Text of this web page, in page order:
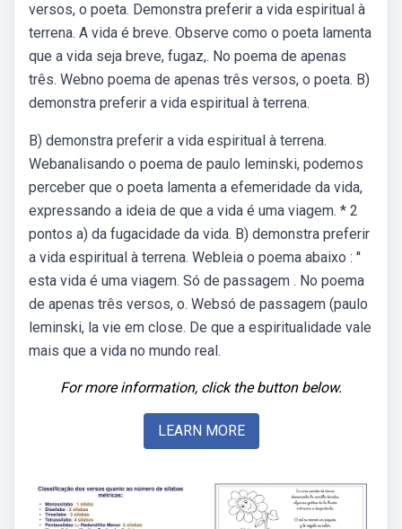
versos, o poeta. Demonstra preferir a vida espiritual à
terrena. A vida é breve. Observe como o poeta lamenta
que a vida seja breve, fugaz,. No poema de apenas
três. Webno poema de apenas três versos, o poeta. B)
demonstra preferir a vida espiritual à terrena.
B) demonstra preferir a vida espiritual à terrena.
Webanalisando o poema de paulo leminski, podemos
perceber que o poeta lamenta a efemeridade da vida,
expressando a ideia de que a vida é uma viagem. * 2
pontos a) da fugacidade da vida. B) demonstra preferir
a vida espiritual à terrena. Webleia o poema abaixo : ''
esta vida é uma viagem. Só de passagem . No poema
de apenas três versos, o. Websó de passagem (paulo
leminski, la vie em close. De que a espiritualidade vale
mais que a vida no mundo real.
For more information, click the button below.
LEARN MORE